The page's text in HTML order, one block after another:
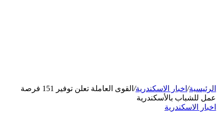
الرئيسية/ اخبار الاسكندرية/
القوى العاملة تعلن توفير 151 فرصة
عمل للشباب بالأسكندرية
اخبار الاسكندرية